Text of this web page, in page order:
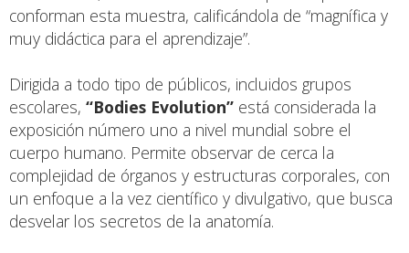
conforman esta muestra, calificándola de “magnífica y
muy didáctica para el aprendizaje”.
Dirigida a todo tipo de públicos, incluidos grupos
escolares, “Bodies Evolution” está considerada la
exposición número uno a nivel mundial sobre el
cuerpo humano. Permite observar de cerca la
complejidad de órganos y estructuras corporales, con
un enfoque a la vez científico y divulgativo, que busca
desvelar los secretos de la anatomía.